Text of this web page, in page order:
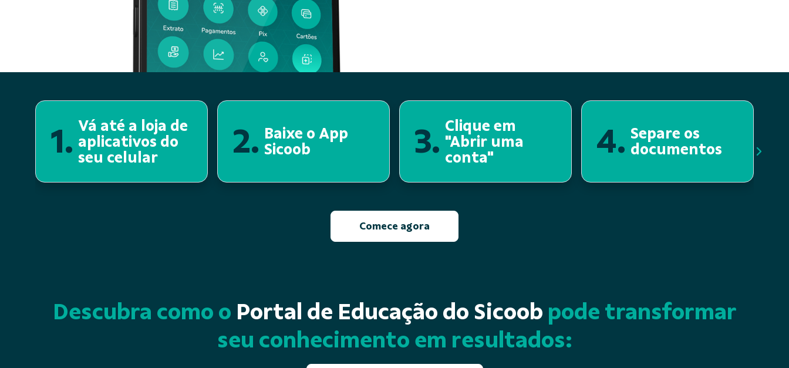
1. Vá até a loja de
aplicativos do
seu celular
2. Baixe o App
Sicoob
3. Clique em
"Abrir uma
conta"
4. Separe os
documentos
Comece agora
Descubra como o Portal de Educação do Sicoob pode transformar
seu conhecimento em resultados: